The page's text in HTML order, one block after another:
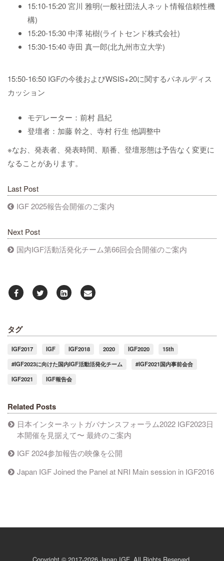
15:10-15:20 宮川 雅明(一般社団法人ネット情報信頼性機
構)
15:20-15:30 中澤 祐樹(ライトセンド株式会社)
15:30-15:40 寺田 真一郎(北九州市立大学)
15:50-16:50 IGFの今後およびWSIS+20に関するパネルディス
カッション
モデレーター：前村 昌紀
登壇者：加藤 幹之、寺村 行生 他調整中
※なお、発表者、発表時間、順番、登壇形態は予告なく変更に
なることがあります。
Last Post
IGF 2025報告会開催のご案内
Next Post
国内IGF活動活発化チーム第66回会合開催のご案内
タグ
IGF2017 IGF IGF2018 2020 IGF2020
15th
#IGF2023に向けた国内IGF活動活発化チーム
#IGF2021国内事前会合
IGF2021
IGF報告会
Related Posts
日本インターネットガバナンスフォーラム2022 IGF2023日
本開催を見据えて〜 最終のご案内
IGF 2024参加報告の映像を公開
Japan IGF Joined the Panel at NRI Main session in IGF2016